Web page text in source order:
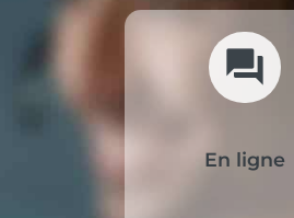
forum
En ligne